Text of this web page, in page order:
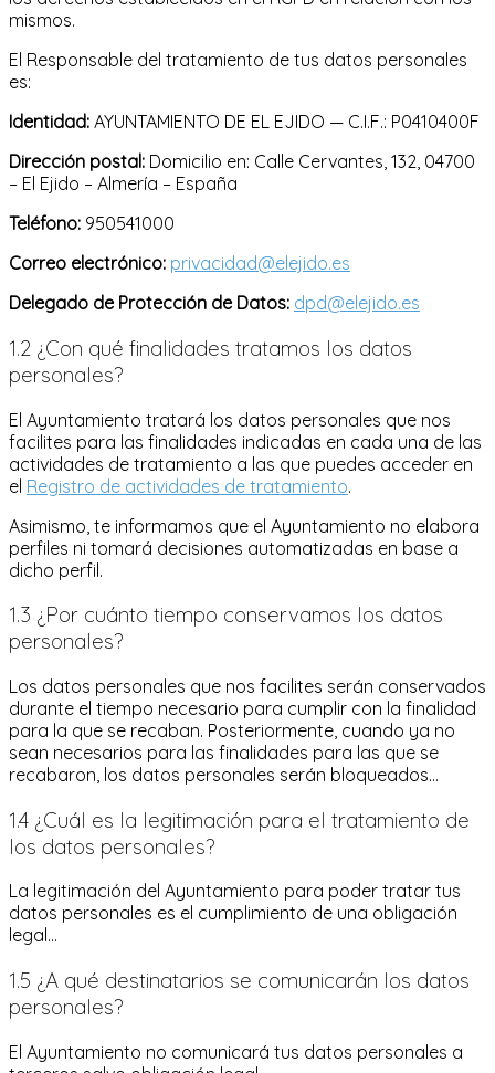
mismos.
El Responsable del tratamiento de tus datos personales
es:
Identidad: AYUNTAMIENTO DE EL EJIDO — C.I.F.: P0410400F
Dirección postal: Domicilio en: Calle Cervantes, 132, 04700
– El Ejido – Almería – España
Teléfono: 950541000
Correo electrónico: privacidad@elejido.es
Delegado de Protección de Datos: dpd@elejido.es
1.2 ¿Con qué finalidades tratamos los datos
personales?
El Ayuntamiento tratará los datos personales que nos
facilites para las finalidades indicadas en cada una de las
actividades de tratamiento a las que puedes acceder en
el Registro de actividades de tratamiento.
Asimismo, te informamos que el Ayuntamiento no elabora
perfiles ni tomará decisiones automatizadas en base a
dicho perfil.
1.3 ¿Por cuánto tiempo conservamos los datos
personales?
Los datos personales que nos facilites serán conservados
durante el tiempo necesario para cumplir con la finalidad
para la que se recaban. Posteriormente, cuando ya no
sean necesarios para las finalidades para las que se
recabaron, los datos personales serán bloqueados...
1.4 ¿Cuál es la legitimación para el tratamiento de
los datos personales?
La legitimación del Ayuntamiento para poder tratar tus
datos personales es el cumplimiento de una obligación
legal...
1.5 ¿A qué destinatarios se comunicarán los datos
personales?
El Ayuntamiento no comunicará tus datos personales a